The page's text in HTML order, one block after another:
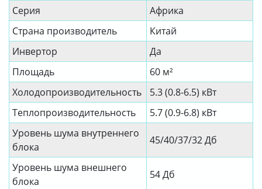
Серия
Африка
Страна производитель
Китай
Инвертор
Да
Площадь
60 м²
Холодопроизводительность
5.3 (0.8-6.5) кВт
Теплопроизводительность
5.7 (0.9-6.8) кВт
Уровень шума внутреннего
блока
45/40/37/32 Дб
Уровень шума внешнего
блока
54 Дб